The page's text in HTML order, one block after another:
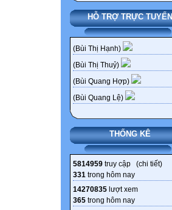
HỖ TRỢ TRỰC TUYẾN
(Bùi Thị Hạnh)
(Bùi Thị Thuỷ)
(Bùi Quang Hợp)
(Bùi Quang Lệ)
THỐNG KÊ
5814959 truy cập (chi tiết)
331 trong hôm nay
14270835 lượt xem
365 trong hôm nay